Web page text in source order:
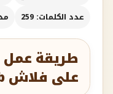
عدد الكلمات: 259
على فلاش usb